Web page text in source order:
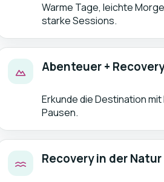
Warme Tage, leichte
starke Sessions.
Abenteuer + Recovery
Erkunde die Destination
Pausen.
Recovery in der Natur